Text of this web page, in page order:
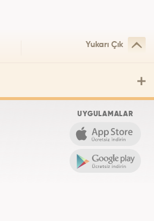
Yukarı Çık
UYGULAMALAR